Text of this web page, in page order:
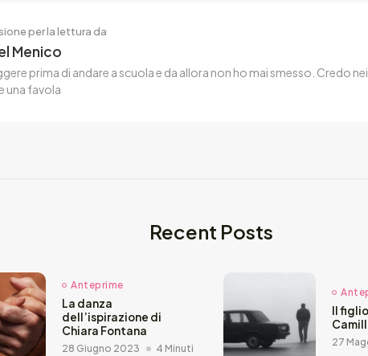
per la lettura da
Menico
prima di andare a scuola e da allora non ho mai smesso. Credo
una favola
Recent Posts
Anteprime
La danza
dell’ispirazione di
Chiara Fontana
28 Giugno 2023 4 Minuti
Il
27